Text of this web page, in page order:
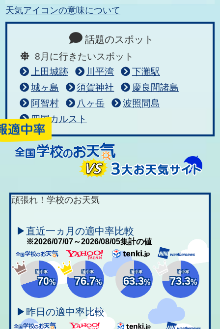
天気アイコンの意味について
話題のスポット
8月に行きたいスポット
上田城跡
川平湾
下灘駅
城ヶ島
須賀神社
慶良間諸島
阿智村
八ヶ岳
波照間島
四国カルスト
頑張れ！学校のお天気
▶直近一ヵ月の適中率比較
※2026/07/07～2026/08/05集計の値
適中率
70%
適中率
76.7%
適中率
63.3%
適中率
73.3%
▶昨日の適中率比較